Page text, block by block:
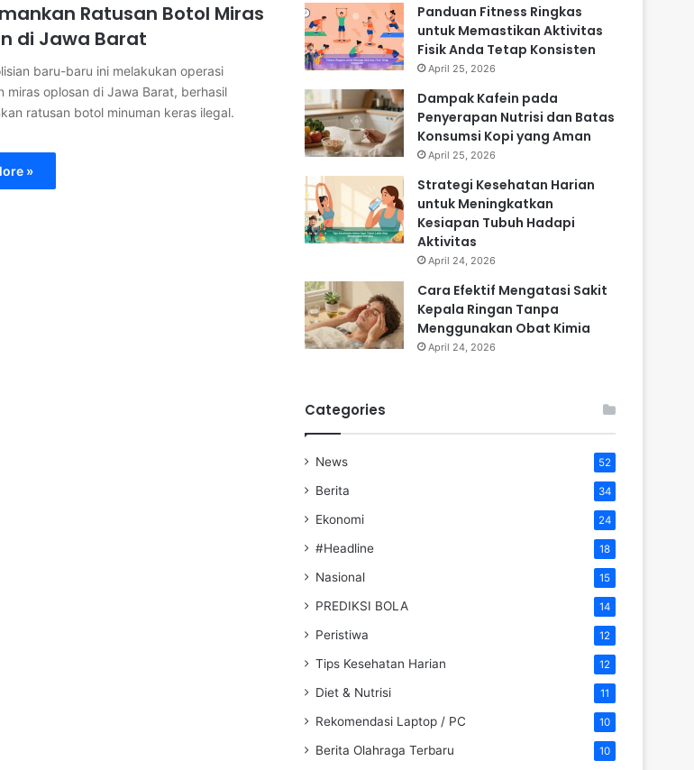
Ratusan Botol Miras
di Jawa Barat
baru-baru ini melakukan operasi
miras oplosan di Jawa Barat, berhasil
ratusan botol minuman keras ilegal.
»
Panduan Fitness Ringkas
untuk Memastikan Aktivitas
Fisik Anda Tetap Konsisten
April 25, 2026
Dampak Kafein pada
Penyerapan Nutrisi dan Batas
Konsumsi Kopi yang Aman
April 25, 2026
Strategi Kesehatan Harian
untuk Meningkatkan
Kesiapan Tubuh Hadapi
Aktivitas
April 24, 2026
Cara Efektif Mengatasi Sakit
Kepala Ringan Tanpa
Menggunakan Obat Kimia
April 24, 2026
Categories
News 52
Berita 34
Ekonomi 24
#Headline 18
Nasional 15
PREDIKSI BOLA 14
Peristiwa 12
Tips Kesehatan Harian 12
Diet & Nutrisi 11
Rekomendasi Laptop / PC 10
Berita Olahraga Terbaru 10